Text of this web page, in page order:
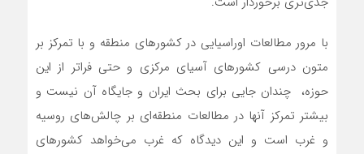
با مرور مطالعات اوراسیایی در کشورهای منطقه و با تمرکز بر
متون درسی کشورهای آسیای مرکزی و حتی فراتر از این
حوزه، چندان جایی برای بحث ایران و جایگاه آن نیست و
بیشتر تمرکز آنها در مطالعات منطقه‌ای بر چالش‌های روسیه
و غرب است و این دیدگاه که غرب می‌خواهد کشورهای